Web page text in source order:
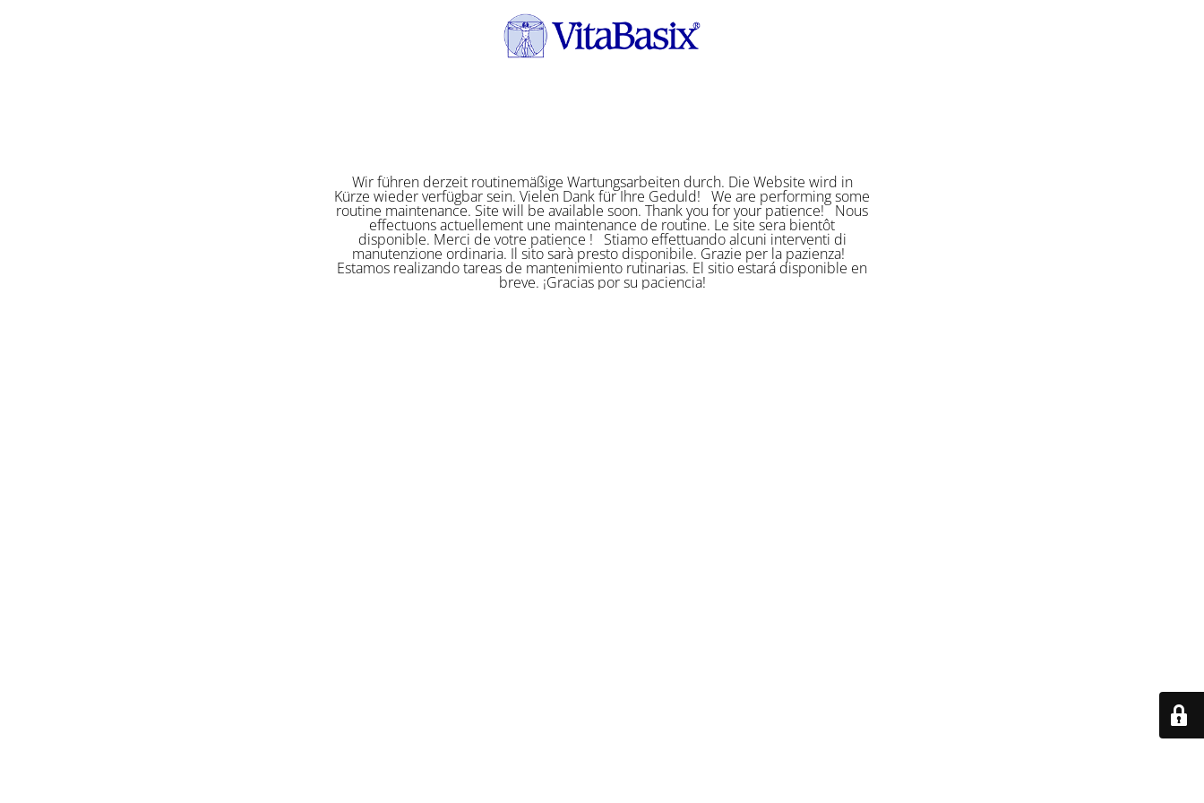
Wir führen derzeit routinemäßige Wartungsarbeiten durch. Die Website wird in
Kürze wieder verfügbar sein. Vielen Dank für Ihre Geduld! We are performing some
routine maintenance. Site will be available soon. Thank you for your patience! Nous
effectuons actuellement une maintenance de routine. Le site sera bientôt
disponible. Merci de votre patience ! Stiamo effettuando alcuni interventi di
manutenzione ordinaria. Il sito sarà presto disponibile. Grazie per la pazienza!
Estamos realizando tareas de mantenimiento rutinarias. El sitio estará disponible en
breve. ¡Gracias por su paciencia!